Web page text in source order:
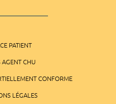
PATIENT
AGENT CHU
CONFORME
LÉGALES